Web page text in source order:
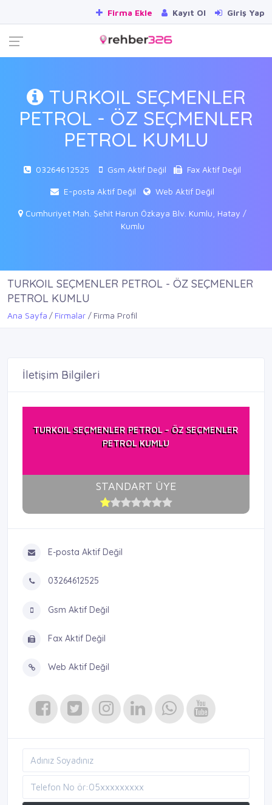
Firma Ekle Kayıt Ol Giriş Yap
TURKOIL SEÇMENLER
PETROL - ÖZ SEÇMENLER
PETROL KUMLU
03264612525 Gsm Aktif Değil Fax Aktif Değil
E-posta Aktif Değil Web Aktif Değil
Cumhuriyet Mah. Şehit Harun Özkaya Blv. Kumlu, Hatay /
Kumlu
TURKOIL SEÇMENLER PETROL - ÖZ SEÇMENLER
PETROL KUMLU
Ana Sayfa Firmalar Firma Profil
İletişim Bilgileri
TURKOIL SEÇMENLER PETROL - ÖZ SEÇMENLER
PETROL KUMLU
STANDART ÜYE
E-posta Aktif Değil
03264612525
Gsm Aktif Değil
Fax Aktif Değil
Web Aktif Değil